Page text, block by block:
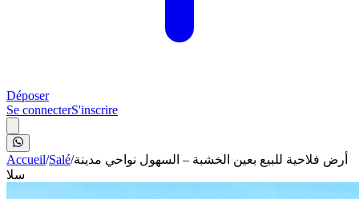
Déposer
Se connecterS'inscrire
Accueil/Salé/أرض فلاحية للبيع بعين الخشبة – السهول نواحي مدينة
سلا